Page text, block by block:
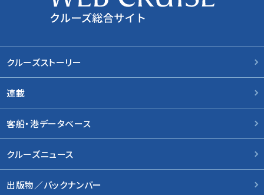
クルーズストーリー
連載
客船・港データベース
クルーズニュース
出版物／バックナンバー